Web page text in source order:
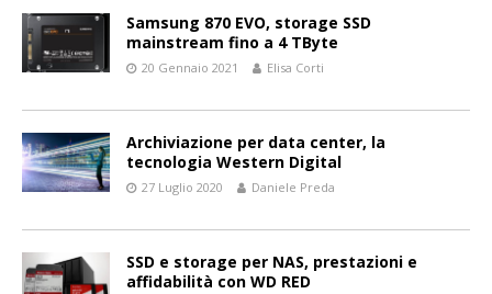
Samsung 870 EVO, storage SSD
mainstream fino a 4 TByte
20 Gennaio 2021 Elisa Corti
Archiviazione per data center, la
tecnologia Western Digital
27 Luglio 2020 Daniele Preda
SSD e storage per NAS, prestazioni e
affidabilità con WD RED